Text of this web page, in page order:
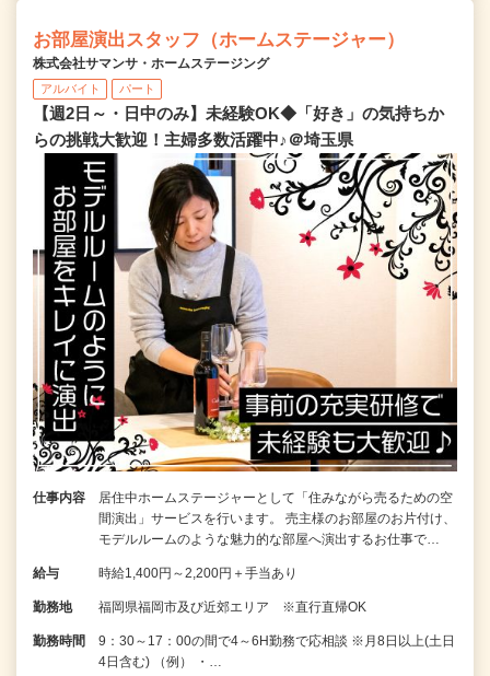
お部屋演出スタッフ（ホームステージャー）
株式会社サマンサ・ホームステージング
アルバイト パート
【週2日～・日中のみ】未経験OK◆「好き」の気持ちか
らの挑戦大歓迎！主婦多数活躍中♪＠埼玉県
仕事内容
居住中ホームステージャーとして「住みながら売るための空
間演出」サービスを行います。 売主様のお部屋のお片付け、
モデルルームのような魅力的な部屋へ演出するお仕事で…
給与 時給1,400円～2,200円＋手当あり
勤務地 福岡県福岡市及び近郊エリア ※直行直帰OK
勤務時間
9：30～17：00の間で4～6H勤務で応相談 ※月8日以上(土日
4日含む) （例） ・…